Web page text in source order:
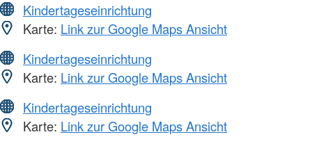
Kindertageseinrichtung
Karte: Link zur Google Maps Ansicht
Kindertageseinrichtung
Karte: Link zur Google Maps Ansicht
Kindertageseinrichtung
Karte: Link zur Google Maps Ansicht